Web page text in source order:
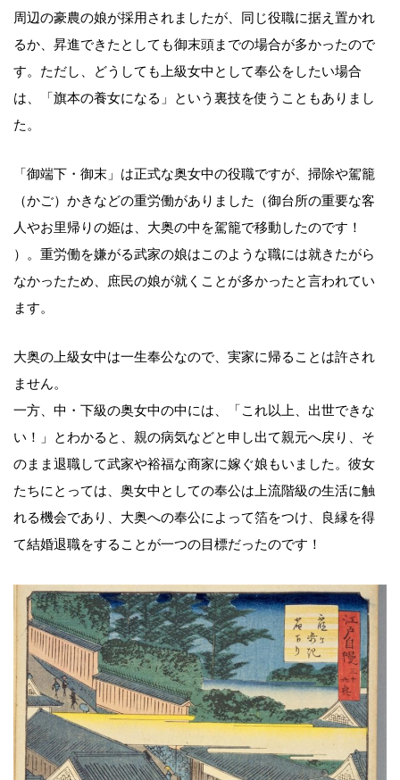
周辺の豪農の娘が採用されましたが、同じ役職に据え置かれ
るか、昇進できたとしても御末頭までの場合が多かったので
す。ただし、どうしても上級女中として奉公をしたい場合
は、「旗本の養女になる」という裏技を使うこともありまし
た。
「御端下・御末」は正式な奥女中の役職ですが、掃除や駕籠
（かご）かきなどの重労働がありました（御台所の重要な客
人やお里帰りの姫は、大奥の中を駕籠で移動したのです！
）。重労働を嫌がる武家の娘はこのような職には就きたがら
なかったため、庶民の娘が就くことが多かったと言われてい
ます。
大奥の上級女中は一生奉公なので、実家に帰ることは許され
ません。
一方、中・下級の奥女中の中には、「これ以上、出世できな
い！」とわかると、親の病気などと申し出て親元へ戻り、そ
のまま退職して武家や裕福な商家に嫁ぐ娘もいました。彼女
たちにとっては、奥女中としての奉公は上流階級の生活に触
れる機会であり、大奥への奉公によって箔をつけ、良縁を得
て結婚退職をすることが一つの目標だったのです！